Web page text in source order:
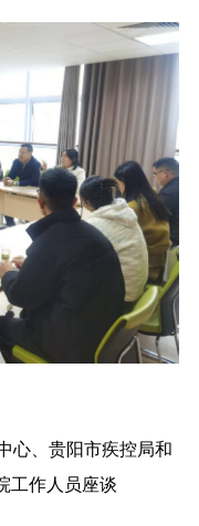
心、贵阳市疾控局和
工作人员座谈